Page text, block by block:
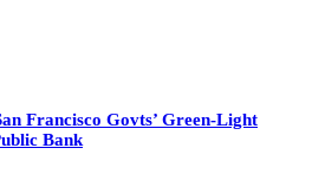
Francisco Govts’ Green-Light
Bank